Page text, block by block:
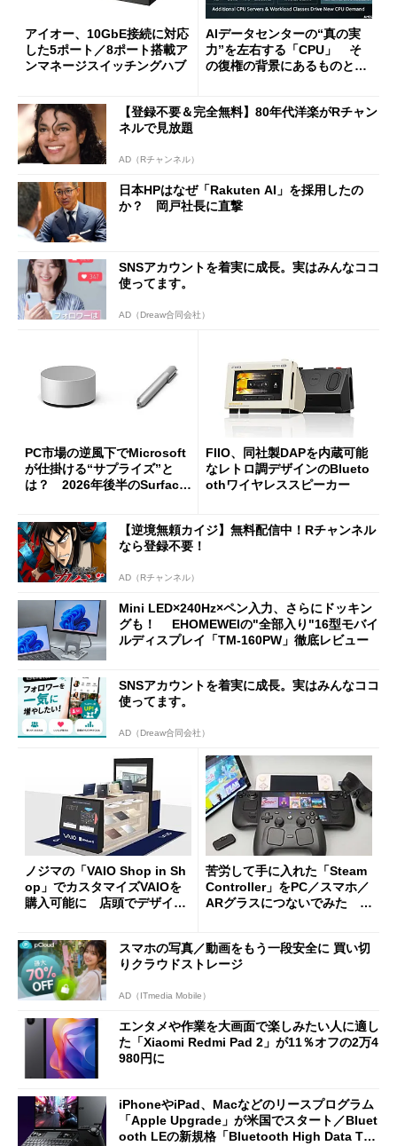
アイオー、10GbE接続に対応
した5ポート／8ポート搭載ア
ンマネージスイッチングハブ
AIデータセンターの“真の実
力”を左右する「CPU」 そ
の復権の背景にあるものと
【登録不要＆完全無料】80年代洋楽がRチャン
ネルで見放題
AD（Rチャンネル）
日本HPはなぜ「Rakuten AI」を採用したの
か？ 岡戸社長に直撃
SNSアカウントを着実に成長。実はみんなココ
使ってます。
AD（Dreaw合同会社）
PC市場の逆風下でMicrosoft
が仕掛ける“サプライズ”と
は？ 2026年後半のSurface
FIIO、同社製DAPを内蔵可能
なレトロ調デザインのBlueto
othワイヤレススピーカー
【逆境無頼カイジ】無料配信中！Rチャンネル
なら登録不要！
AD（Rチャンネル）
Mini LED×240Hz×ペン入力、さらにドッキン
グも！ EHOMEWEIの"全部入り"16型モバイ
ルディスプレイ「TM-160PW」徹底レビュー
SNSアカウントを着実に成長。実はみんなココ
使ってます。
AD（Dreaw合同会社）
ノジマの「VAIO Shop in Sh
op」でカスタマイズVAIOを
購入可能に 店頭でデザイン
苦労して手に入れた「Steam
Controller」をPC／スマホ／
ARグラスにつないでみた ゲ
スマホの写真／動画をもう一段安全に 買い切
りクラウドストレージ
AD（ITmedia Mobile）
エンタメや作業を大画面で楽しみたい人に適し
た「Xiaomi Redmi Pad 2」が11％オフの2万4
980円に
iPhoneやiPad、Macなどのリースプログラム
「Apple Upgrade」が米国でスタート／Bluet
ooth LEの新規格「Bluetooth High Data Thr